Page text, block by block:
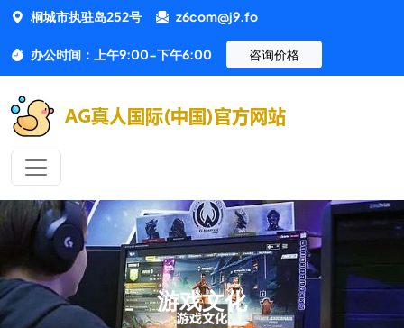
桐城市执驻岛252号 z6com@j9.fo
办公时间：上午9:00-下午6:00 咨询价格
游戏文化